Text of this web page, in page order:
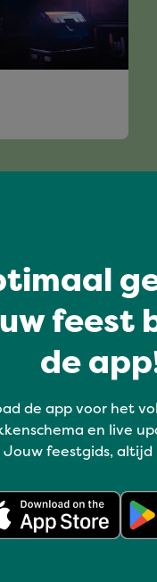
feest
de
de app voor het
en live
Jouw feestgids, altijd